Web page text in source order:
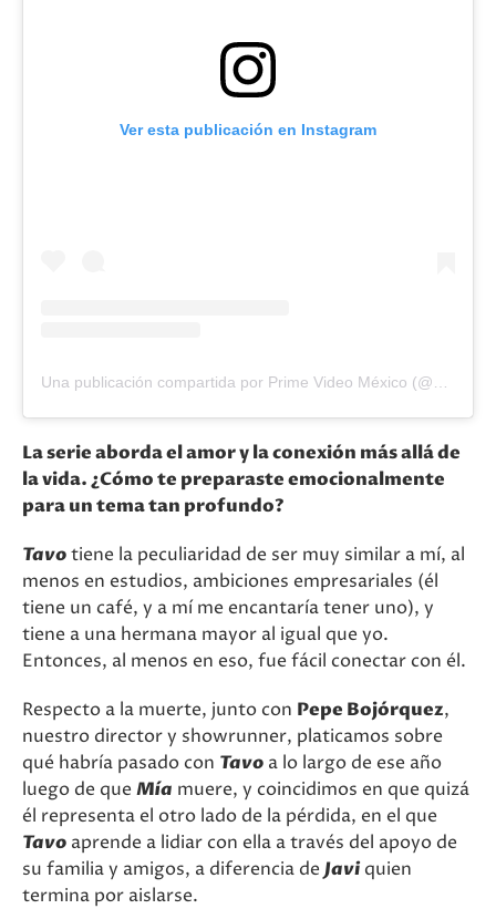
Ver esta publicación en Instagram
La serie aborda el amor y la conexión más allá de
la vida. ¿Cómo te preparaste emocionalmente
para un tema tan profundo?
Tavotiene la peculiaridad de ser muy similar a mí, al
menos en estudios, ambiciones empresariales (él
tiene un café, y a mí me encantaría tener uno), y
tiene a una hermana mayor al igual que yo.
Entonces, al menos en eso, fue fácil conectar con él.
Respecto a la muerte, junto con Pepe Bojórquez,
nuestro director y showrunner, platicamos sobre
qué habría pasado con Tavo a lo largo de ese año
luego de queMía muere, y coincidimos en que quizá
él representa el otro lado de la pérdida, en el que
Tavo aprende a lidiar con ella a través del apoyo de
su familia y amigos, a diferencia deJaviquien
termina por aislarse.